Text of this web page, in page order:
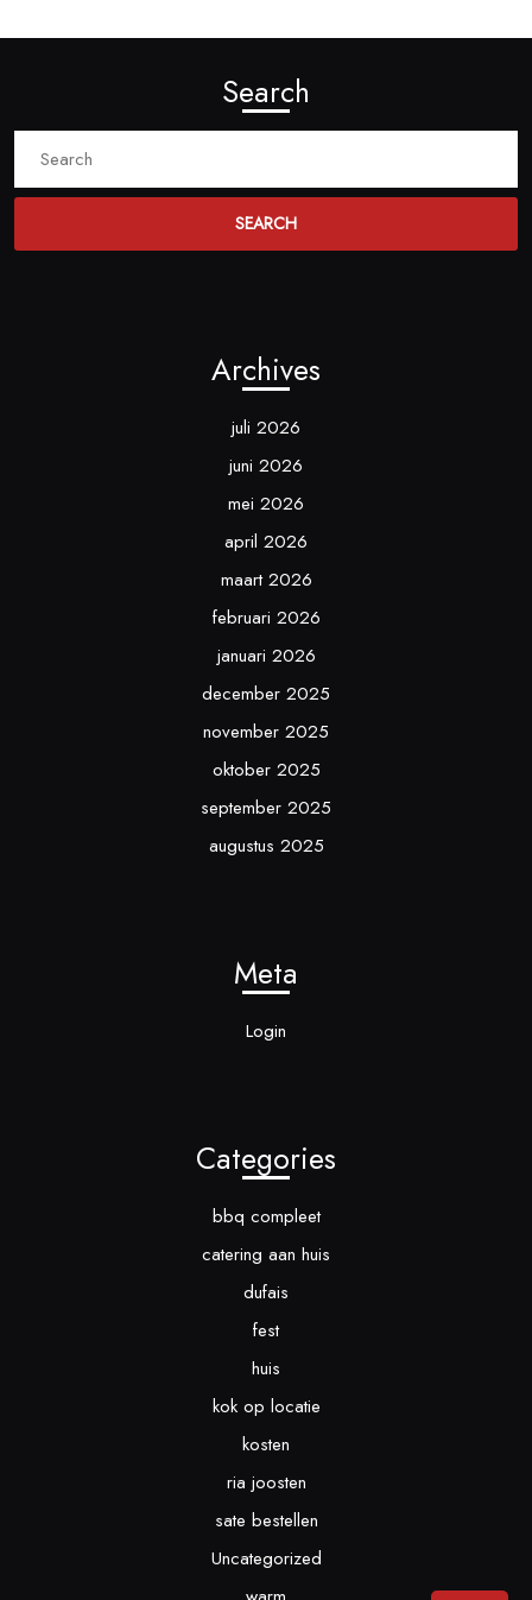
Search
Archives
juli 2026
juni 2026
mei 2026
april 2026
maart 2026
februari 2026
januari 2026
december 2025
november 2025
oktober 2025
september 2025
augustus 2025
Meta
Login
Categories
bbq compleet
catering aan huis
dufais
fest
huis
kok op locatie
kosten
ria joosten
sate bestellen
Uncategorized